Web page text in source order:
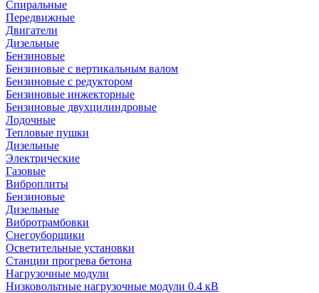
Спиральные
Передвижные
Двигатели
Дизельные
Бензиновые
Бензиновые с вертикальным валом
Бензиновые с редуктором
Бензиновые инжекторные
Бензиновые двухцилиндровые
Лодочные
Тепловые пушки
Дизельные
Электрические
Газовые
Виброплиты
Бензиновые
Дизельные
Вибротрамбовки
Снегоуборщики
Осветительные установки
Станции прогрева бетона
Нагрузочные модули
Низковольтные нагрузочные модули 0.4 кВ